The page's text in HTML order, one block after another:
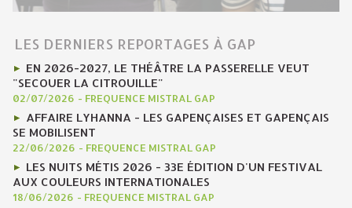
LES DERNIERS REPORTAGES À GAP
EN 2026-2027, LE THÉÂTRE LA PASSERELLE VEUT
"SECOUER LA CITROUILLE"
02/07/2026 - FREQUENCE MISTRAL GAP
AFFAIRE LYHANNA - LES GAPENÇAISES ET GAPENÇAIS
SE MOBILISENT
22/06/2026 - FREQUENCE MISTRAL GAP
LES NUITS MÉTIS 2026 - 33E ÉDITION D'UN FESTIVAL
AUX COULEURS INTERNATIONALES
18/06/2026 - FREQUENCE MISTRAL GAP